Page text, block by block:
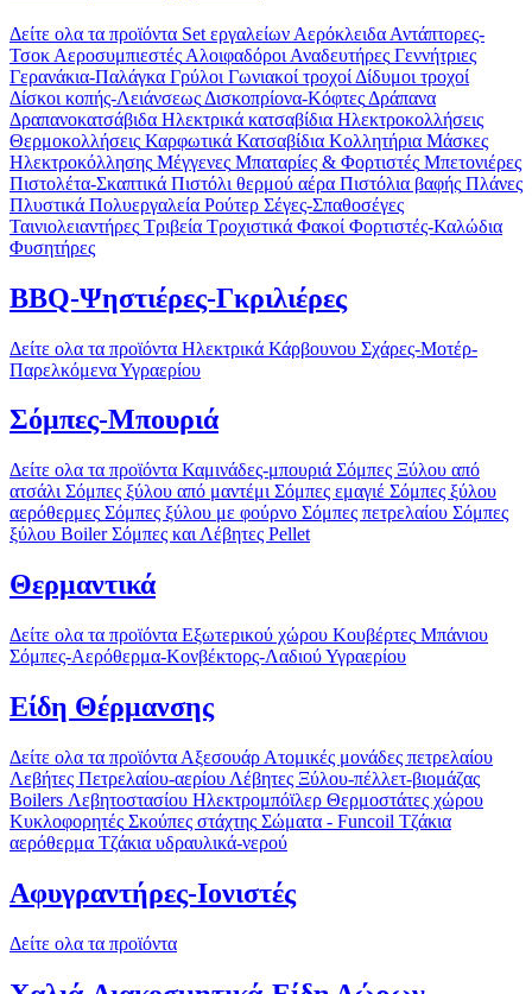
Δείτε ολα τα προϊόντα Set εργαλείων Αερόκλειδα Αντάπτορες-
Τσοκ Αεροσυμπιεστές Αλοιφαδόροι Αναδευτήρες Γεννήτριες
Γερανάκια-Παλάγκα Γρύλοι Γωνιακοί τροχοί Δίδυμοι τροχοί
Δίσκοι κοπής-Λειάνσεως Δισκοπρίονα-Κόφτες Δράπανα
Δραπανοκατσάβιδα Ηλεκτρικά κατσαβίδια Ηλεκτροκολλήσεις
Θερμοκολλήσεις Καρφωτικά Κατσαβίδια Κολλητήρια Μάσκες
Ηλεκτροκόλλησης Μέγγενες Μπαταρίες & Φορτιστές Μπετονιέρες
Πιστολέτα-Σκαπτικά Πιστόλι θερμού αέρα Πιστόλια βαφής Πλάνες
Πλυστικά Πολυεργαλεία Ρούτερ Σέγες-Σπαθοσέγες
Ταινιολειαντήρες Τριβεία Τροχιστικά Φακοί Φορτιστές-Καλώδια
Φυσητήρες
BBQ-Ψηστιέρες-Γκριλιέρες
Δείτε ολα τα προϊόντα Ηλεκτρικά Κάρβουνου Σχάρες-Μοτέρ-
ΠαρελκόμεναΥγραερίου
Σόμπες-Μπουριά
Δείτε ολα τα προϊόντα Καμινάδες-μπουριά Σόμπες Ξύλου από
ατσάλι Σόμπες ξύλου από μαντέμι Σόμπες εμαγιέ Σόμπες ξύλου
αερόθερμες Σόμπες ξύλου με φούρνο Σόμπες πετρελαίου Σόμπες
ξύλου Boiler Σόμπες και Λέβητες Pellet
Θερμαντικά
Δείτε ολα τα προϊόντα Εξωτερικού χώρου Κουβέρτες Μπάνιου
Σόμπες-Αερόθερμα-Κονβέκτορς-ΛαδιούΥγραερίου
Είδη Θέρμανσης
Δείτε ολα τα προϊόντα Αξεσουάρ Ατομικές μονάδες πετρελαίου
Λεβήτες Πετρελαίου-αερίου Λέβητες Ξύλου-πέλλετ-βιομάζας
Boilers Λεβητοστασίου Ηλεκτρομπόϊλερ Θερμοστάτες χώρου
Κυκλοφορητές Σκούπες στάχτης Σώματα - Funcoil Τζάκια
αερόθερμα Τζάκια υδραυλικά-νερού
Αφυγραντήρες-Ιονιστές
Δείτε ολα τα προϊόντα